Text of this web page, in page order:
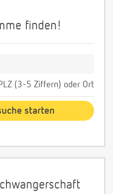
finden!
(3-5 Ziffern) oder Ort